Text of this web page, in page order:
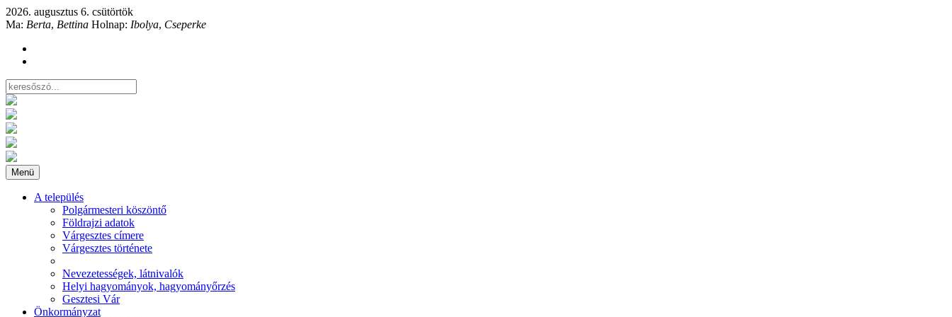
2026. augusztus 6. csütörtök
Ma: Berta, Bettina Holnap: Ibolya, Cseperke
Menü
A település
Polgármesteri köszöntő
Földrajzi adatok
Várgesztes címere
Várgesztes története
Nevezetességek, látnivalók
Helyi hagyományok, hagyományőrzés
Gesztesi Vár
Önkormányzat